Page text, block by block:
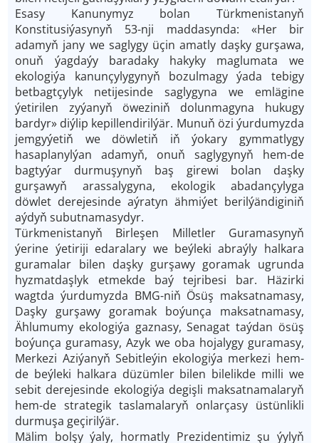
Esasy Kanunymyz bolan Türkmenistanyň
Konstitusiýasynyň 53-nji maddasynda: «Her bir
adamyň jany we saglygy üçin amatly daşky gurşawa,
onuň ýagdaýy baradaky hakyky maglumata we
ekologiýa kanunçylygynyň bozulmagy ýada tebigy
betbagtçylyk netijesinde saglygyna we emlägine
ýetirilen zyýanyň öweziniň dolunmagyna hukugy
bardyr» diýlip kepillendirilýär. Munuň özi ýurdumyzda
jemgyýetiň we döwletiň iň ýokary gymmatlygy
hasaplanylýan adamyň, onuň saglygynyň hem-de
bagtyýar durmuşynyň baş girewi bolan daşky
gurşawyň arassalygyna, ekologik abadançylyga
döwlet derejesinde aýratyn ähmiýet berilýändiginiň
aýdyň subutnamasydyr.
Türkmenistanyň Birleşen Milletler Guramasynyň
ýerine ýetiriji edaralary we beýleki abraýly halkara
guramalar bilen daşky gurşawy goramak ugrunda
hyzmatdaşlyk etmekde baý tejribesi bar. Häzirki
wagtda ýurdumyzda BMG-niň Ösüş maksatnamasy,
Daşky gurşawy goramak boýunça maksatnamasy,
Ählumumy ekologiýa gaznasy, Senagat taýdan ösüş
boýunça guramasy, Azyk we oba hojalygy guramasy,
Merkezi Aziýanyň Sebitleýin ekologiýa merkezi hem-
de beýleki halkara düzümler bilen bilelikde milli we
sebit derejesinde ekologiýa degişli maksatnamalaryň
hem-de strategik taslamalaryň onlarçasy üstünlikli
durmuşa geçirilýär.
Mälim bolşy ýaly, hormatly Prezidentimiz şu ýylyň